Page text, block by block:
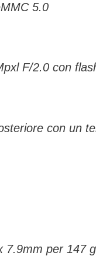
5.0
F/2.0 con
con un
7.9mm per 147